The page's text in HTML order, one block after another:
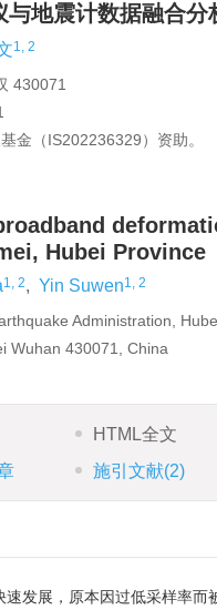
地震计数据融合分
1, 2
430071
金（IS202236329）资助。
Hubei Province
1, 2, Yin Suwen1, 2
Administration,
Wuhan 430071, China
HTML全文
施引文献(2)
发展，原本因过低采样率而